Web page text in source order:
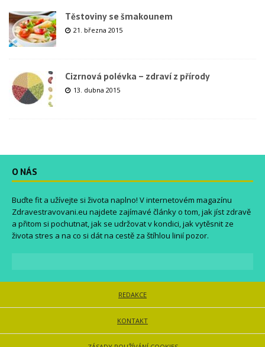
Těstoviny se šmakounem
21. března 2015
Cizrnová polévka – zdraví z přírody
13. dubna 2015
O NÁS
Buďte fit a užívejte si života naplno! V internetovém magazínu
Zdravestravovani.eu najdete zajímavé články o tom, jak jíst zdravě
a přitom si pochutnat, jak se udržovat v kondici, jak vytěsnit ze
života stres a na co si dát na cestě za štíhlou linií pozor.
REDAKCE
KONTAKT